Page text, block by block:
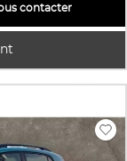
contacter